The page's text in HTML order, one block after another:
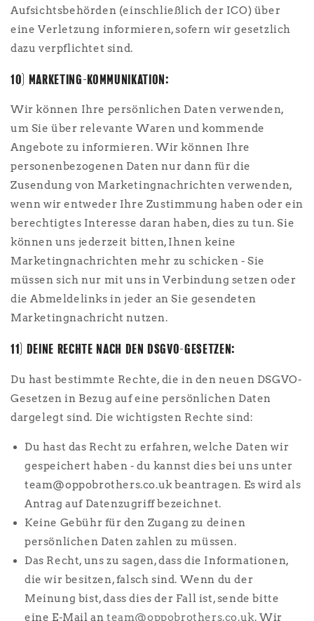
Aufsichtsbehörden (einschließlich der ICO) über
eine Verletzung informieren, sofern wir gesetzlich
dazu verpflichtet sind.
10) MARKETING-KOMMUNIKATION:
Wir können Ihre persönlichen Daten verwenden,
um Sie über relevante Waren und kommende
Angebote zu informieren. Wir können Ihre
personenbezogenen Daten nur dann für die
Zusendung von Marketingnachrichten verwenden,
wenn wir entweder Ihre Zustimmung haben oder ein
berechtigtes Interesse daran haben, dies zu tun. Sie
können uns jederzeit bitten, Ihnen keine
Marketingnachrichten mehr zu schicken - Sie
müssen sich nur mit uns in Verbindung setzen oder
die Abmeldelinks in jeder an Sie gesendeten
Marketingnachricht nutzen.
11) DEINE RECHTE NACH DEN DSGVO-GESETZEN:
Du hast bestimmte Rechte, die in den neuen DSGVO-
Gesetzen in Bezug auf eine persönlichen Daten
dargelegt sind. Die wichtigsten Rechte sind:
Du hast das Recht zu erfahren, welche Daten wir
gespeichert haben - du kannst dies bei uns unter
team@oppobrothers.co.uk beantragen. Es wird als
Antrag auf Datenzugriff bezeichnet.
Keine Gebühr für den Zugang zu deinen
persönlichen Daten zahlen zu müssen.
Das Recht, uns zu sagen, dass die Informationen,
die wir besitzen, falsch sind. Wenn du der
Meinung bist, dass dies der Fall ist, sende bitte
eine E-Mail an team@oppobrothers.co.uk. Wir